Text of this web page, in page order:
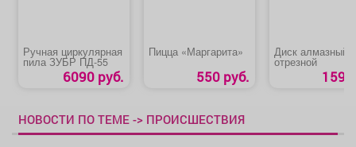
Ручная циркулярная
пила ЗУБР ПД-55
6090 руб.
Пицца «Маргарита»
550 руб.
Диск алмазный
отрезной
159
НОВОСТИ ПО ТЕМЕ -> ПРОИСШЕСТВИЯ